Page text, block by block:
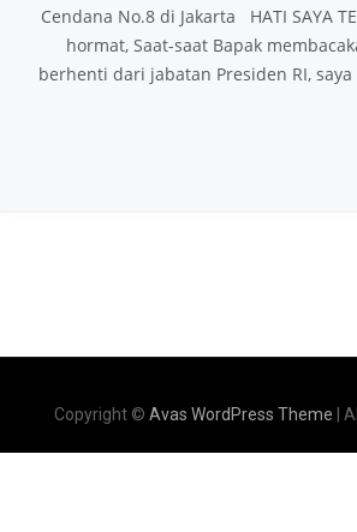
Cendana No.8 di Jakarta HATI SAYA
hormat, Saat-saat Bapak
berhenti dari jabatan Presiden RI,
Copyright © Avas WordPress Theme |